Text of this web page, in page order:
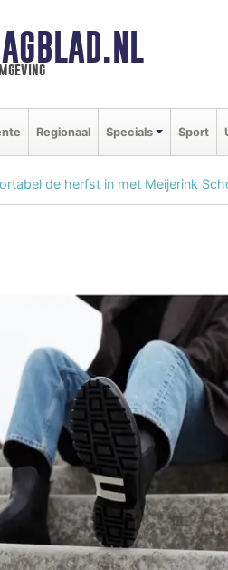
Regionaal Specials Sport
de herfst in met Meijerink